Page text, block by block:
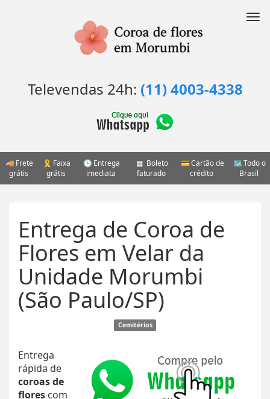
Televendas 24h: (11) 4003-4338
Frete
grátis
Faixa
grátis
Entrega
imediata
Boleto
faturado
Cartão de
crédito
Todo o
Brasil
Entrega de Coroa de
Flores em Velar da
Unidade Morumbi
(São Paulo/SP)
Cemitérios
Entrega
rápida de
coroas de
flores com